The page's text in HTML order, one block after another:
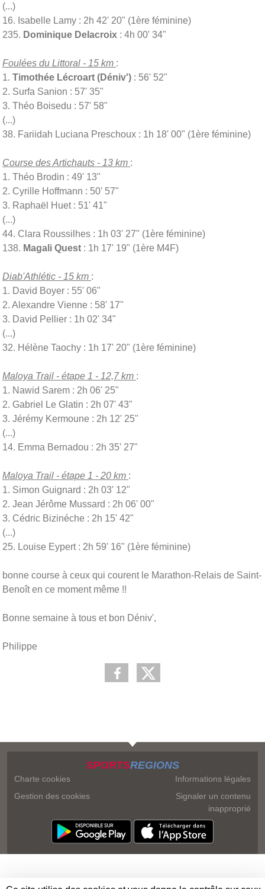
(...)
16. Isabelle Lamy : 2h 42' 20" (1ère féminine)
235. Dominique Delacroix : 4h 00' 34"
Foulées du Littoral - 15 km :
1. Timothée Lécroart (Déniv') : 56' 52"
2. Surfa Sanion : 57' 35"
3. Théo Boisedu : 57' 58"
(...)
38. Fariidah Luciana Preschoux : 1h 18' 00" (1ère féminine)
Course des Artichauts - 13 km :
1. Théo Brodin : 49' 13"
2. Cyrille Hoffmann : 50' 57"
3. Raphaël Huet : 51' 41"
(...)
44. Clara Roussilhes : 1h 03' 27" (1ère féminine)
138. Magali Quest : 1h 17' 19" (1ère M4F)
Diab'Athlétic - 15 km :
1. David Boyer : 55' 06"
2. Alexandre Vienne : 58' 17"
3. David Pellier : 1h 02' 34"
(...)
32. Hélène Taochy : 1h 17' 20" (1ère féminine)
Maloya Trail - étape 1 - 12,7 km :
1. Nawid Sarem : 2h 06' 25"
2. Gabriel Le Glatin : 2h 07' 43"
3. Jérémy Kermoune : 2h 12' 25"
(...)
14. Emma Bernadou : 2h 35' 27"
Maloya Trail - étape 1 - 20 km :
1. Simon Guignard : 2h 03' 12"
2. Jean Jérôme Mussard : 2h 06' 00"
3. Cédric Bizinéche : 2h 15' 42"
(...)
25. Louise Eypert : 2h 59' 16" (1ère féminine)
bonne course à ceux qui courent le Marathon-Relais de Saint-
Benoît en ce moment même !!
Bonne semaine à tous et bon Déniv',
Philippe
SPORTSREGIONS
Charte cookies
Gestion des cookies
Informations légales
Signaler un contenu
inapproprié